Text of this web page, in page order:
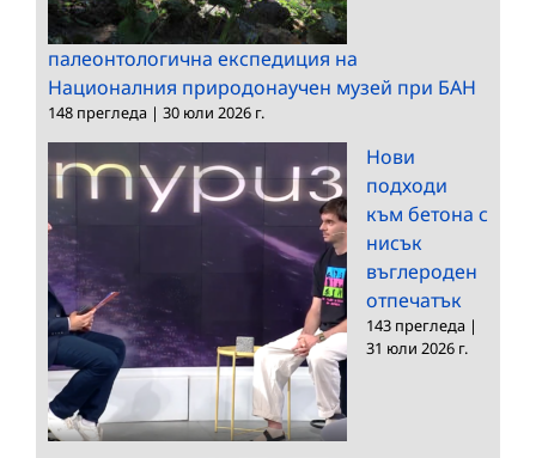
палеонтологична експедиция на
Националния природонаучен музей при БАН
148 прегледа | 30 юли 2026 г.
Нови
подходи
към бетона с
нисък
въглероден
отпечатък
143 прегледа |
31 юли 2026 г.